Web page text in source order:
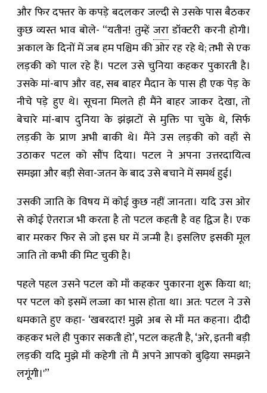
और फिर दफ्तर के कपड़े बदलकर जल्दी से उसके पास बैठकर
कुछ व्यस्त भाव बोले- “यतीन! तुम्हें जरा डॉक्टरी करनी होगी।
अकाल के दिनों में जब हम पश्चिम की ओर रह रहे थे; तभी से एक
लड़की को पाल रहे हैं। पटल उसे चुनिया कहकर पुकारती है।
उसके मां-बाप और वह, सब बाहर मैदान के पास ही एक पेड़ के
नीचे पड़े हुए थे। सूचना मिलते ही मैंने बाहर जाकर देखा, तो
बेचारे मां-बाप दुनिया के झंझटों से मुक्ति पा चुके थे, सिर्फ
लड़की के प्राण अभी बाकी थे। मैंने उस लड़की को वहाँ से
उठाकर पटल को सौंप दिया। पटल ने अपना उत्तरदायित्व
समझा और बड़ी सेवा-जतन के बाद उसे बचाने में समर्थ हुई।
उसकी जाति के विषय में कोई कुछ नहीं जानता। यदि उस ओर
से कोई ऐतराज भी करता है तो पटल कहती है वह द्विज है। एक
बार मरकर फिर से जो इस घर में जन्मी है। इसलिए इसकी मूल
जाति तो कभी की मिट चुकी है।
पहले पहल उसने पटल को माँ कहकर पुकारना शुरू किया था;
पर पटल को इसमें लज्जा का भास होता था। अत: पटल ने उसे
धमकाते हुए कहा- ‘खबरदार! मुझे अब से माँ मत कहना। दीदी
कहकर भले ही पुकार सकती हो’, पटल कहती है, ‘अरे, इतनी बड़ी
लड़की यदि मुझे माँ कहेगी तो मैं अपने आपको बुढ़िया समझने
लगूंगी।'”